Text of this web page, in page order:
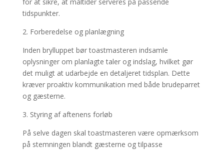
tidspunkter.
2. Forberedelse og planlægning
Inden brylluppet bør toastmasteren indsamle
oplysninger om planlagte taler og indslag, hvilket gør
det muligt at udarbejde en detaljeret tidsplan. Dette
kræver proaktiv kommunikation med både brudeparret
og gæsterne.
3. Styring af aftenens forløb
På selve dagen skal toastmasteren være opmærksom
på stemningen blandt gæsterne og tilpasse